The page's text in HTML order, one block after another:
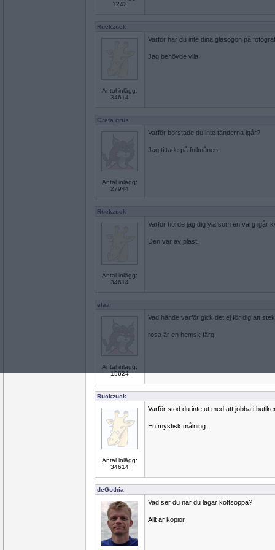
1242
Ruckzuck
Antal inlägg:
34614
Varför har du inte dina glasögon på
Jag behövde vila.
Greta grus
Antal inlägg:
27944
Varför borstade du inte tänderna igår?
Jag tittade på fullmånen.
Ruckzuck
Antal inlägg:
34614
Varför hörde jag dig yla som en varg igår
Den var av plast.
elaa
Antal inlägg:
15624
Vad hände varför gick det ej för dig att
rosa är en hemsk färg
Ruckzuck
Antal inlägg:
34614
Varför stod du inte ut med att jobba i
En mystisk målning.
deGothia
Vad ser du när du lagar köttsoppa?
Allt är kopior